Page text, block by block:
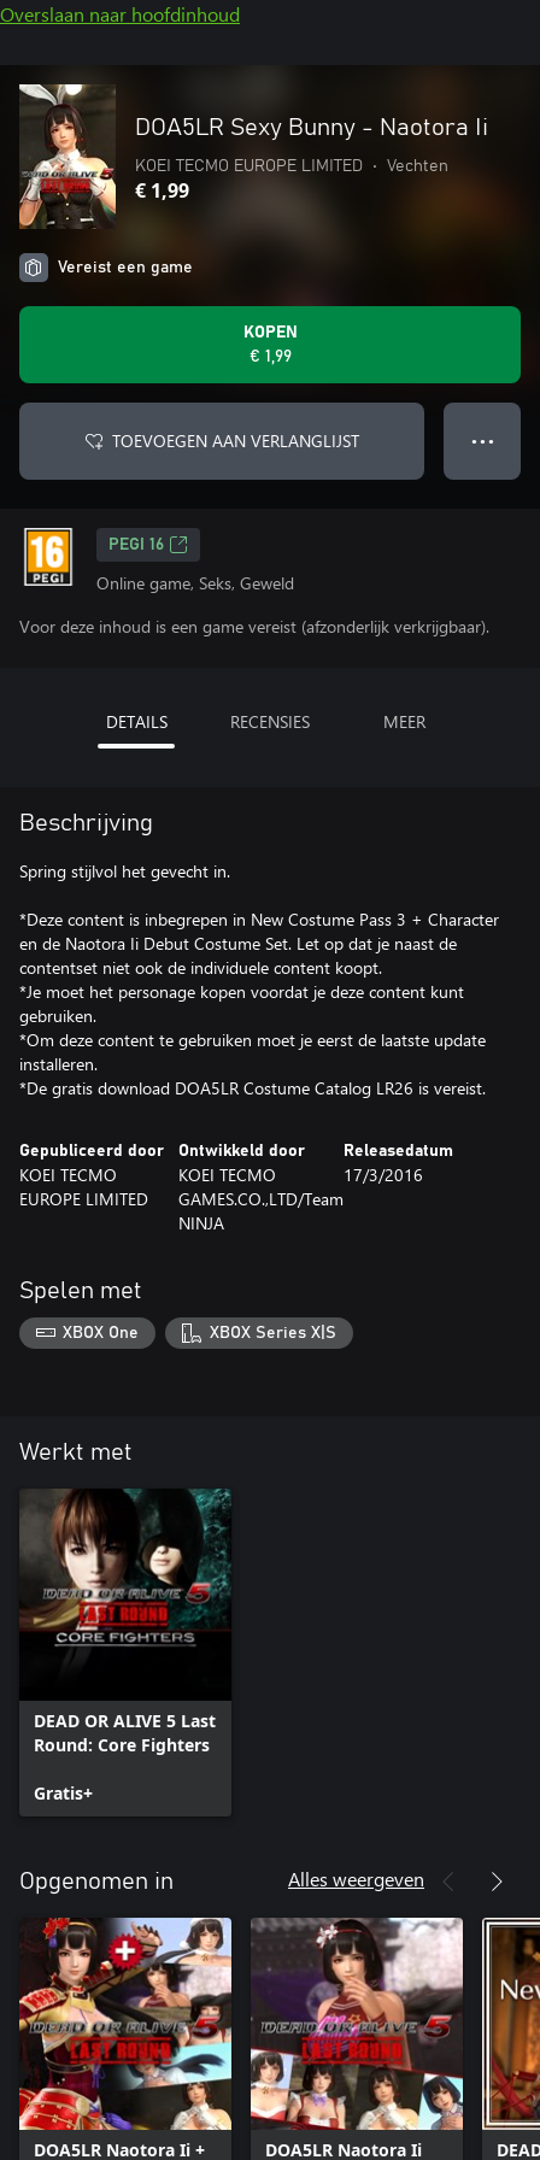
Overslaan naar hoofdinhoud
DOA5LR Sexy Bunny - Naotora Ii
KOEI TECMO EUROPE LIMITED • Vechten
€ 1,99
Vereist een game
KOPEN
€ 1,99
TOEVOEGEN AAN VERLANGLIJST ● ● ●
PEGI 16
Online game, Seks, Geweld
Voor deze inhoud is een game vereist (afzonderlijk verkrijgbaar).
DETAILS RECENSIES MEER
Beschrijving
Spring stijlvol het gevecht in.
*Deze content is inbegrepen in New Costume Pass 3 + Character
en de Naotora Ii Debut Costume Set. Let op dat je naast de
contentset niet ook de individuele content koopt.
*Je moet het personage kopen voordat je deze content kunt
gebruiken.
*Om deze content te gebruiken moet je eerst de laatste update
installeren.
*De gratis download DOA5LR Costume Catalog LR26 is vereist.
Gepubliceerd door
KOEI TECMO
EUROPE LIMITED
Ontwikkeld door
KOEI TECMO
GAMES.CO.,LTD/Team
NINJA
Releasedatum
17/3/2016
Spelen met
XBOX One XBOX Series X|S
Werkt met
DEAD OR ALIVE 5 Last
Round: Core Fighters
Gratis+
Opgenomen in Alles weergeven
DOA5LR Naotora Ii + DOA5LR Naotora Ii